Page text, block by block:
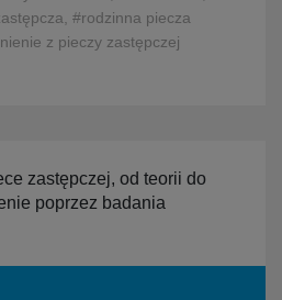
#rodzinna piecza
z pieczy zastępczej
zastępczej, od teorii do
poprzez badania